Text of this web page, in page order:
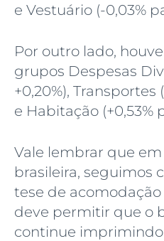
e Vestuário (-0,03%
Por outro lado,
grupos Despesas
+0,20%), Transportes
e Habitação (+0,53%
Vale lembrar que
brasileira, seguimos
tese de acomodação
deve permitir que o
continue